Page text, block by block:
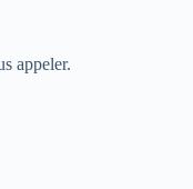
appeler.